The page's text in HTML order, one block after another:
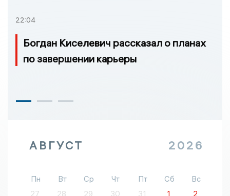
22:04
Богдан Киселевич рассказал о планах
по завершении карьеры
АВГУСТ 2026
Пн Вт Ср Чт Пт Сб
Вс
27
28 29 30 31 1
2